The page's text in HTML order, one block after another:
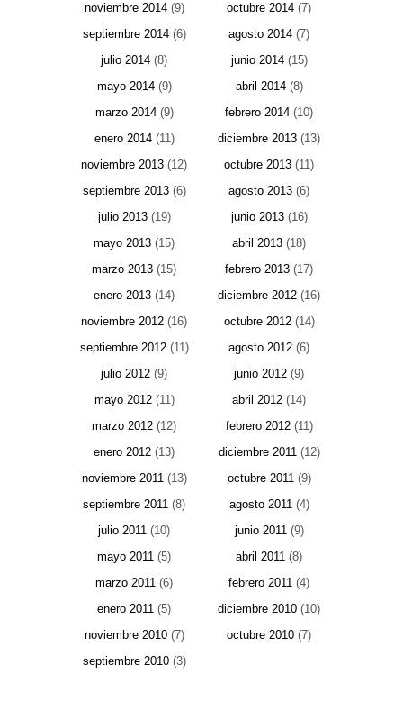
noviembre 2014(9) octubre 2014 (7)
septiembre 2014(6) agosto 2014 (7)
julio 2014 (8) junio 2014(15)
mayo 2014(9) abril 2014(8)
marzo 2014(9) febrero 2014 (10)
enero 2014(11) diciembre 2013 (13)
noviembre 2013 (12) octubre 2013 (11)
septiembre 2013(6) agosto 2013 (6)
julio 2013(19) junio 2013(16)
mayo 2013 (15) abril 2013 (18)
marzo 2013 (15) febrero 2013 (17)
enero 2013 (14) diciembre 2012 (16)
noviembre 2012 (16) octubre 2012(14)
septiembre 2012(11) agosto 2012 (6)
julio 2012 (9) junio 2012 (9)
mayo 2012(11) abril 2012 (14)
marzo 2012 (12) febrero 2012(11)
enero 2012 (13) diciembre 2011(12)
noviembre 2011(13) octubre 2011(9)
septiembre 2011 (8) agosto 2011(4)
julio 2011 (10) junio 2011(9)
mayo 2011 (5) abril 2011 (8)
marzo 2011 (6) febrero 2011 (4)
enero 2011 (5) diciembre 2010 (10)
noviembre 2010(7) octubre 2010 (7)
septiembre 2010(3)